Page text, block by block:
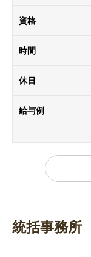
資格
時間
休日
給与例
統括事務